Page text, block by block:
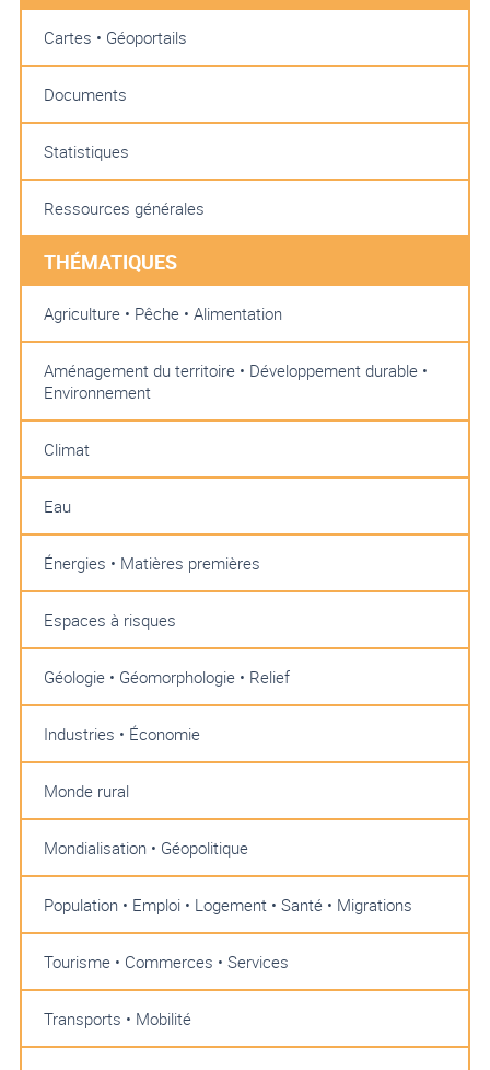
Cartes • Géoportails
Documents
Statistiques
Ressources générales
THÉMATIQUES
Agriculture • Pêche • Alimentation
Aménagement du territoire • Développement durable •
Environnement
Climat
Eau
Énergies • Matières premières
Espaces à risques
Géologie • Géomorphologie • Relief
Industries • Économie
Monde rural
Mondialisation • Géopolitique
Population • Emploi • Logement • Santé • Migrations
Tourisme • Commerces • Services
Transports • Mobilité